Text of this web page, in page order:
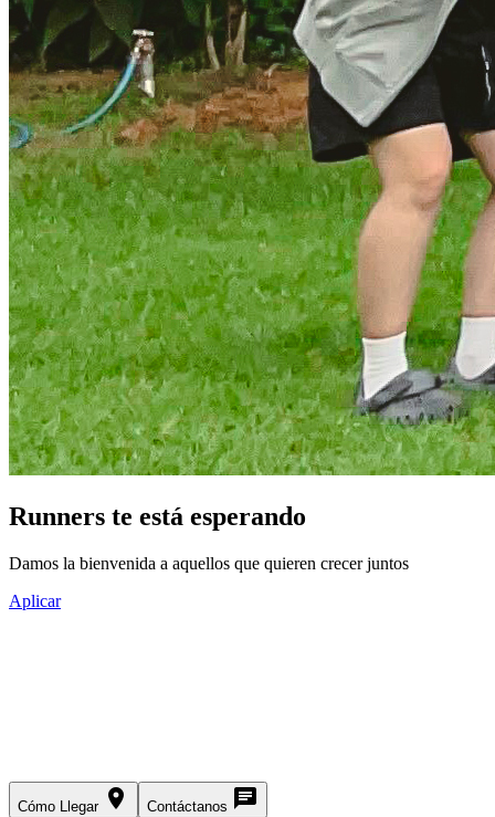
Runners te está esperando
Damos la bienvenida a aquellos que quieren crecer juntos
Aplicar
Cómo Llegar place Contáctanos chat